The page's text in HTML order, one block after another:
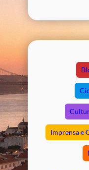
Imprensa e